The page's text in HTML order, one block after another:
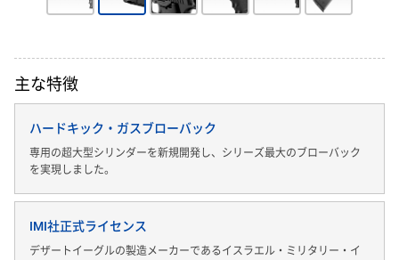
主な特徴
ハードキック・ガスブローバック
専用の超大型シリンダーを新規開発し、シリーズ最大のブローバック
を実現しました。
IMI社正式ライセンス
デザートイーグルの製造メーカーであるイスラエル・ミリタリー・イ